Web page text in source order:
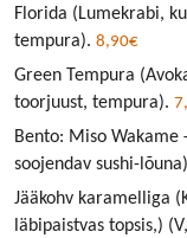
Florida (Lumekrabi,
tempura). 8,90€
Green Tempura
toorjuust, tempura).
Bento: Miso Wakame
soojendav sushi-
Jääkohv karamelliga
läbipaistvas topsis,)